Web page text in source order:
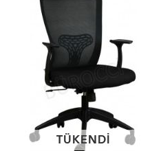
TÜKENDI
TÜKENDI